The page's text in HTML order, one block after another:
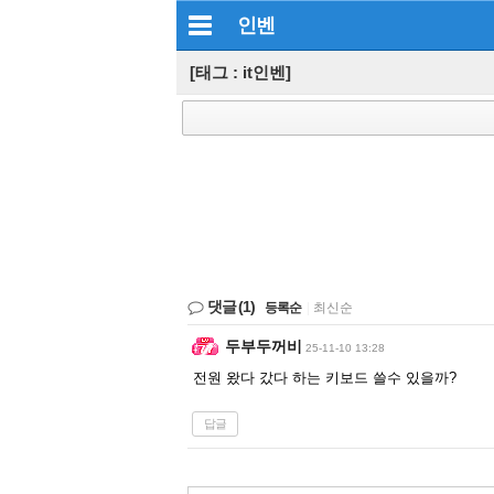
인벤
[태그 : it인벤]
댓글(1) 등록순 최신순
두부두꺼비 25-11-10 13:28
전원 왔다 갔다 하는 키보드 쓸수 있을까?
답글